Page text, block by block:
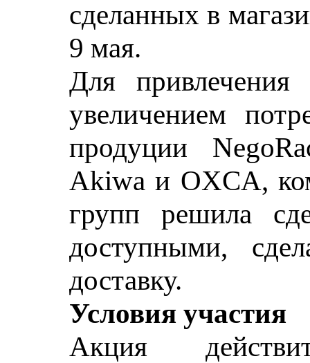
сделанных в
9 мая.
Для
увеличением
продуции
Akiwa и OXCA,
групп решила
доступными,
доставку.
Условия участия
Акция